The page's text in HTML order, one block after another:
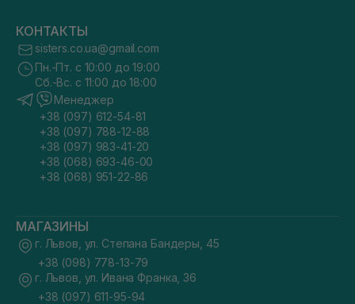
КОНТАКТЫ
sisters.co.ua@gmail.com
Пн.-Пт. с 10:00 до 19:00
Сб.-Вс. с 11:00 до 18:00
Менеджер
+38 (097) 612-54-81
+38 (097) 788-12-88
+38 (097) 983-41-20
+38 (068) 693-46-00
+38 (068) 951-22-86
МАГАЗИНЫ
г. Львов, ул. Степана Бандеры, 45
+38 (098) 778-13-79
г. Львов, ул. Ивана Франка, 36
+38 (097) 611-95-94